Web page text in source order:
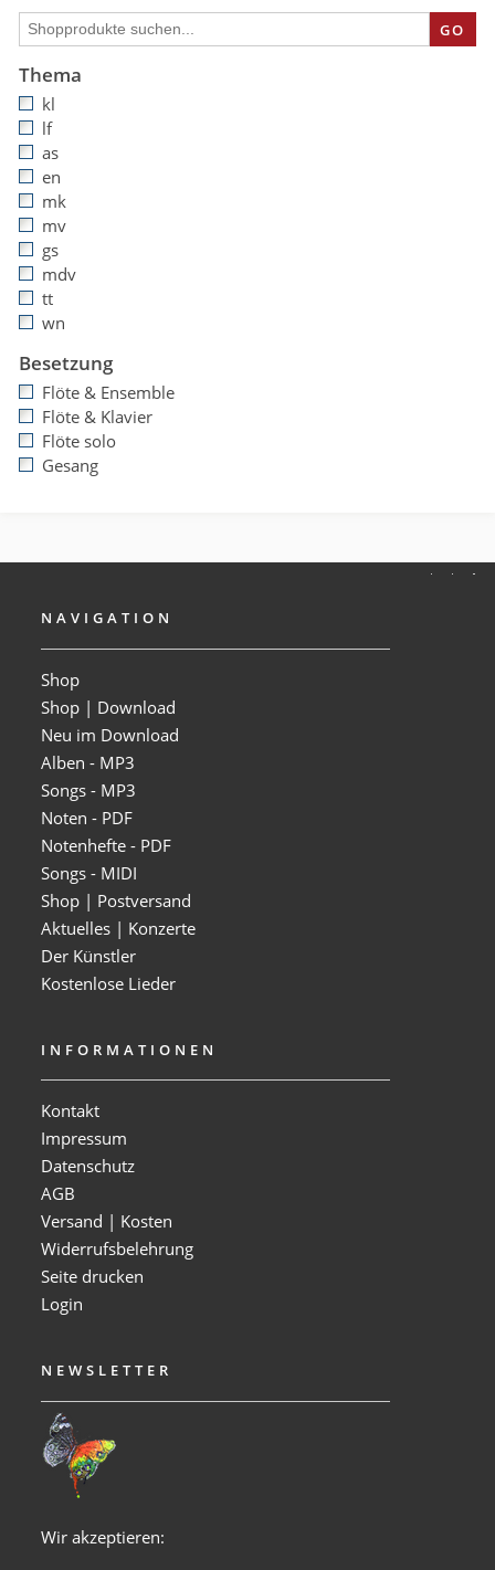
GO
Thema
kl
lf
as
en
mk
mv
gs
mdv
tt
wn
Besetzung
Flöte & Ensemble
Flöte & Klavier
Flöte solo
Gesang
NAVIGATION
Shop
Shop | Download
Neu im Download
Alben - MP3
Songs - MP3
Noten - PDF
Notenhefte - PDF
Songs - MIDI
Shop | Postversand
Aktuelles | Konzerte
Der Künstler
Kostenlose Lieder
INFORMATIONEN
Kontakt
Impressum
Datenschutz
AGB
Versand | Kosten
Widerrufsbelehrung
Seite drucken
Login
NEWSLETTER
Wir akzeptieren: